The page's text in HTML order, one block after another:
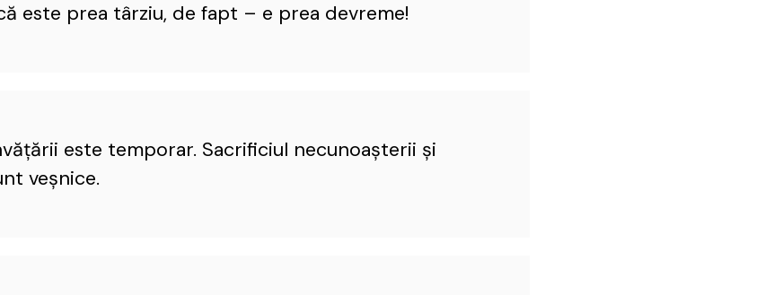
este prea târziu, de fapt – e prea devreme!
este temporar. Sacrificiul necunoaşterii și
veşnice.